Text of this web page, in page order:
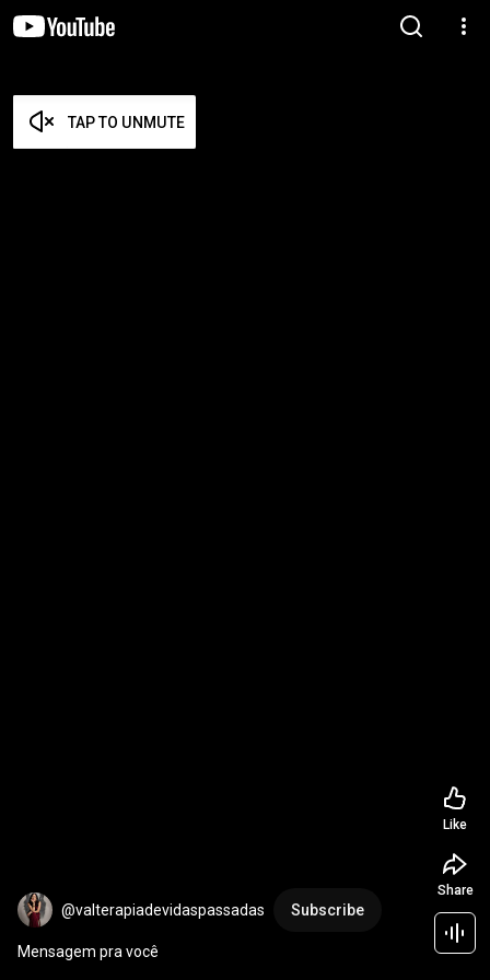
TAP TO UNMUTE
@valterapiadevidaspassadas Subscribe
Mensagem pra você
Like
Share